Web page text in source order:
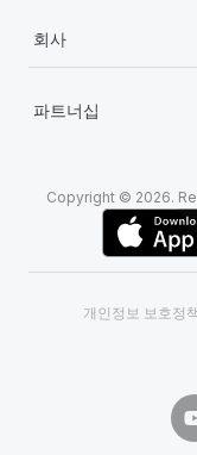
회사
파트너십
Copyright © 2026.
개인정보 보호정책